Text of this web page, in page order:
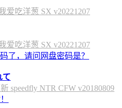
爱吃洋葱 SX v20221207
爱吃洋葱 SX v20221207
了，请问网盘密码是？
て
speedfly NTR CFW v20180809